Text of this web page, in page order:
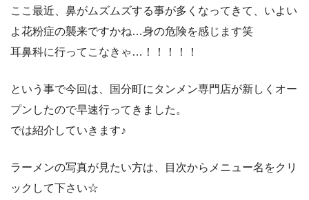
ここ最近、鼻がムズムズする事が多くなってきて、いよい
よ花粉症の襲来ですかね…身の危険を感じます笑
耳鼻科に行ってこなきゃ…！！！！！
という事で今回は、国分町にタンメン専門店が新しくオー
プンしたので早速行ってきました。
では紹介していきます♪
ラーメンの写真が見たい方は、目次からメニュー名をクリ
ックして下さい☆